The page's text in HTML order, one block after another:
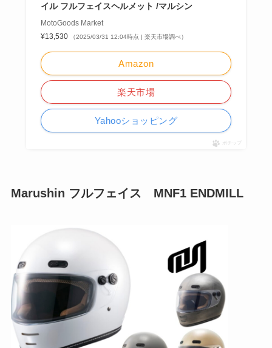
イル フルフェイスヘルメット /マルシン
MotoGoods Market
¥13,530
（2025/03/31 12:04時点 | 楽天市場調べ）
Amazon
楽天市場
Yahooショッピング
ポチップ
Marushin フルフェイス MNF1 ENDMILL